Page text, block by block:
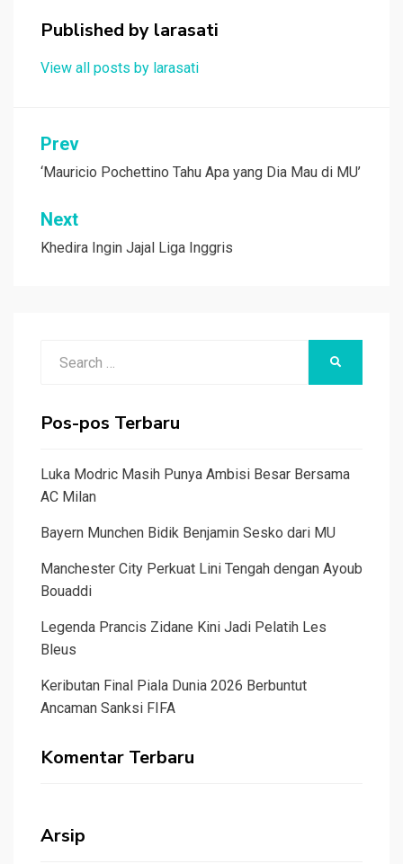
o
k
p
p
Published by larasati
View all posts by larasati
Navigasi
pos
Prev
‘Mauricio Pochettino Tahu Apa yang Dia Mau di MU’
Next
Khedira Ingin Jajal Liga Inggris
Pos-pos Terbaru
Luka Modric Masih Punya Ambisi Besar Bersama
AC Milan
Bayern Munchen Bidik Benjamin Sesko dari MU
Manchester City Perkuat Lini Tengah dengan Ayoub
Bouaddi
Legenda Prancis Zidane Kini Jadi Pelatih Les
Bleus
Keributan Final Piala Dunia 2026 Berbuntut
Ancaman Sanksi FIFA
Komentar Terbaru
Arsip